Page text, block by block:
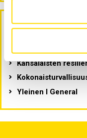
Kansalaisten
Yleinen I General